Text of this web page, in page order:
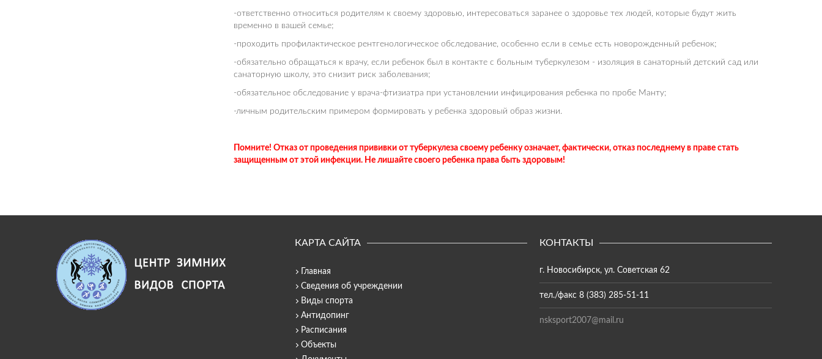
-ответственно относиться родителям к своему здоровью, интересоваться заранее о здоровье тех людей, которые будут жить
временно в вашей семье;
-проходить профилактическое рентгенологическое обследование, особенно если в семье есть новорожденный ребенок;
-обязательно обращаться к врачу, если ребенок был в контакте с больным туберкулезом - изоляция в санаторный детский сад или
санаторную школу, это снизит риск заболевания;
-обязательное обследование у врача-фтизиатра при установлении инфицирования ребенка по пробе Манту;
-личным родительским примером формировать у ребенка здоровый образ жизни.
Помните! Отказ от проведения прививки от туберкулеза своему ребенку означает, фактически, отказ последнему в праве стать
защищенным от этой инфекции. Не лишайте своего ребенка права быть здоровым!
КАРТА САЙТА
Главная
Сведения об учреждении
Виды спорта
Антидопинг
Расписания
Объекты
КОНТАКТЫ
г. Новосибирск, ул. Советская 62
тел./факс 8 (383) 285-51-11
nsksport2007@mail.ru